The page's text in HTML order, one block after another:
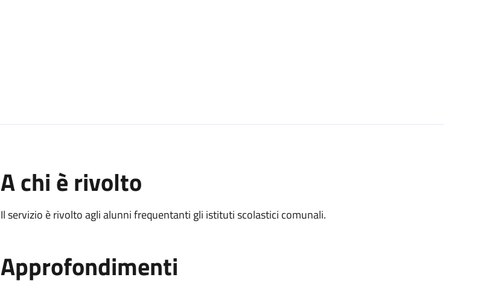
A chi è rivolto
Il servizio è rivolto agli alunni frequentanti gli istituti scolastici comunali.
Approfondimenti